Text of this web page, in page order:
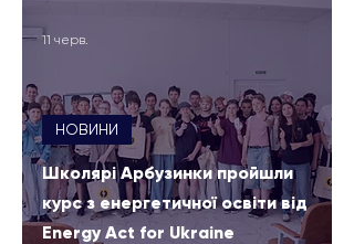
Школярі Арбузинки пройшли
курс з енергетичної освіти від
Energy Act for Ukraine
НОВИНИ
11 черв.